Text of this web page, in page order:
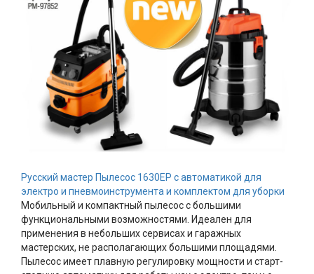
Русский мастер Пылесос 1630EP с автоматикой для
электро и пневмоинструмента и комплектом для уборки
Мобильный и компактный пылесос с большими
функциональными возможностями. Идеален для
применения в небольших сервисах и гаражных
мастерских, не располагающих большими площадями.
Пылесос имеет плавную регулировку мощности и старт-